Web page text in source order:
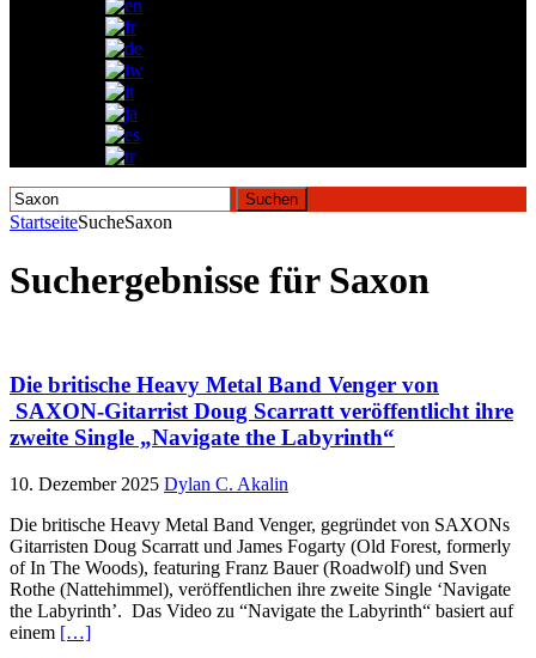
Suchen
nach:
StartseiteSucheSaxon
Suchergebnisse für Saxon
Die britische Heavy Metal Band Venger von
SAXON-Gitarrist Doug Scarratt veröffentlicht ihre
zweite Single „Navigate the Labyrinth“
10. Dezember 2025 Dylan C. Akalin
Die britische Heavy Metal Band Venger, gegründet von SAXONs
Gitarristen Doug Scarratt und James Fogarty (Old Forest, formerly
of In The Woods), featuring Franz Bauer (Roadwolf) und Sven
Rothe (Nattehimmel), veröffentlichen ihre zweite Single ‘Navigate
the Labyrinth’. Das Video zu “Navigate the Labyrinth“ basiert auf
einem […]